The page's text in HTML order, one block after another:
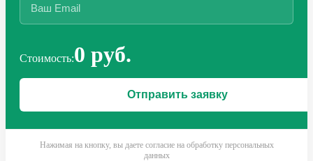
Стоимость:0 руб.
Нажимая на кнопку, вы даете согласие на обработку персональных
данных